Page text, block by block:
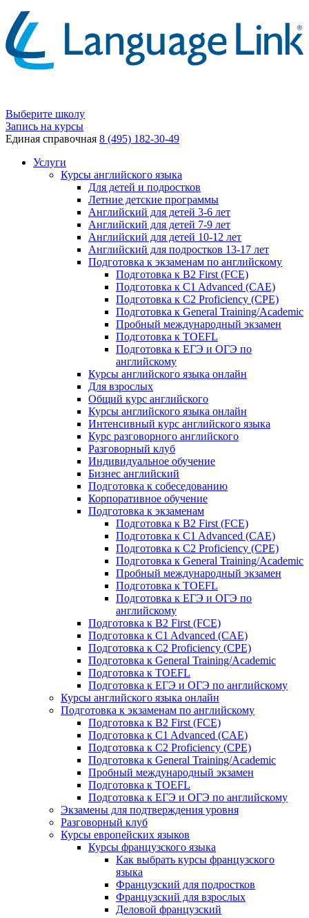
Выберите школу
Запись на курсы
Единая справочная 8 (495) 182-30-49
Услуги
Курсы английского языка
Для детей и подростков
Летние детские программы
Английский для детей 3-6 лет
Английский для детей 7-9 лет
Английский для детей 10-12 лет
Английский для подростков 13-17 лет
Подготовка к экзаменам по английскому
Подготовка к B2 First (FCE)
Подготовка к C1 Advanced (CAE)
Подготовка к C2 Proficiency (CPE)
Подготовка к General Training/Academic
Пробный международный экзамен
Подготовка к TOEFL
Подготовка к ЕГЭ и ОГЭ по
английскому
Курсы английского языка онлайн
Для взрослых
Общий курс английского
Курсы английского языка онлайн
Интенсивный курс английского языка
Курс разговорного английского
Разговорный клуб
Индивидуальное обучение
Бизнес английский
Подготовка к собеседованию
Корпоративное обучение
Подготовка к экзаменам
Подготовка к B2 First (FCE)
Подготовка к C1 Advanced (CAE)
Подготовка к C2 Proficiency (CPE)
Подготовка к General Training/Academic
Пробный международный экзамен
Подготовка к TOEFL
Подготовка к ЕГЭ и ОГЭ по
английскому
Подготовка к B2 First (FCE)
Подготовка к C1 Advanced (CAE)
Подготовка к C2 Proficiency (CPE)
Подготовка к General Training/Academic
Подготовка к TOEFL
Подготовка к ЕГЭ и ОГЭ по английскому
Курсы английского языка онлайн
Подготовка к экзаменам по английскому
Подготовка к B2 First (FCE)
Подготовка к C1 Advanced (CAE)
Подготовка к C2 Proficiency (CPE)
Подготовка к General Training/Academic
Пробный международный экзамен
Подготовка к TOEFL
Подготовка к ЕГЭ и ОГЭ по английскому
Экзамены для подтверждения уровня
Разговорный клуб
Курсы европейских языков
Курсы французского языка
Как выбрать курсы французского
языка
Французский для подростков
Французский для взрослых
Деловой французский